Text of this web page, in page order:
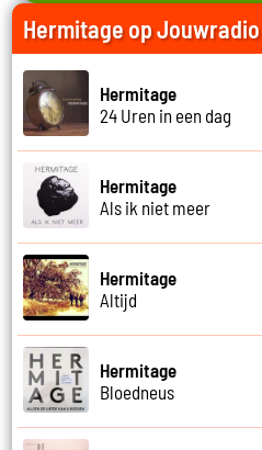
Hermitage op Jouwradio
Hermitage
24 Uren in een dag
Hermitage
Als ik niet meer
Hermitage
Altijd
Hermitage
Bloedneus